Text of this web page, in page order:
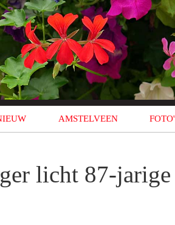
AMSTELVEEN
licht 87-